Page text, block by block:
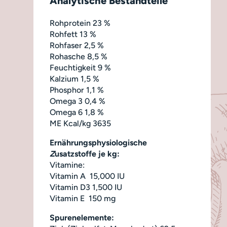
Rohprotein 23 %
Rohfett 13 %
Rohfaser 2,5 %
Rohasche 8,5 %
Feuchtigkeit 9 %
Kalzium 1,5 %
Phosphor 1,1 %
Omega 3 0,4 %
Omega 6 1,8 %
ME Kcal/kg 3635
Ernährungsphysiologische
Zusatzstoffe je kg:
Vitamine:
Vitamin A 15,000 IU
Vitamin D3 1,500 IU
Vitamin E 150 mg
Spurenelemente: